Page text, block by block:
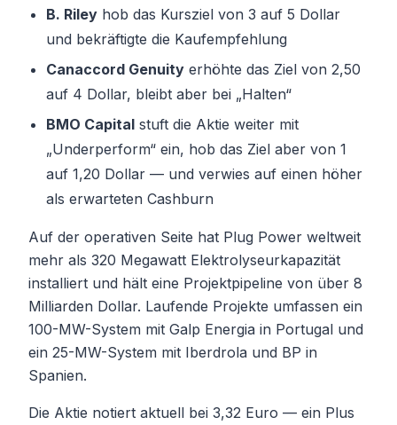
B. Riley hob das Kursziel von 3 auf 5 Dollar
und bekräftigte die Kaufempfehlung
Canaccord Genuity erhöhte das Ziel von 2,50
auf 4 Dollar, bleibt aber bei „Halten“
BMO Capital stuft die Aktie weiter mit
„Underperform“ ein, hob das Ziel aber von 1
auf 1,20 Dollar — und verwies auf einen höher
als erwarteten Cashburn
Auf der operativen Seite hat Plug Power weltweit
mehr als 320 Megawatt Elektrolyseurkapazität
installiert und hält eine Projektpipeline von über 8
Milliarden Dollar. Laufende Projekte umfassen ein
100-MW-System mit Galp Energia in Portugal und
ein 25-MW-System mit Iberdrola und BP in
Spanien.
Die Aktie notiert aktuell bei 3,32 Euro — ein Plus